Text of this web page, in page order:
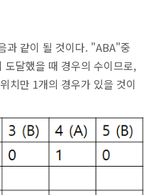
같이 될 것이다. "ABA"중
달했을 때 경우의 수이므로,
치만 1개의 경우가 있을 것이